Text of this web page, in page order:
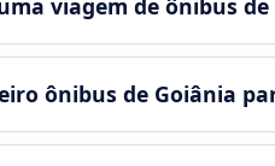
viagem de ônibus
ônibus de Goiânia